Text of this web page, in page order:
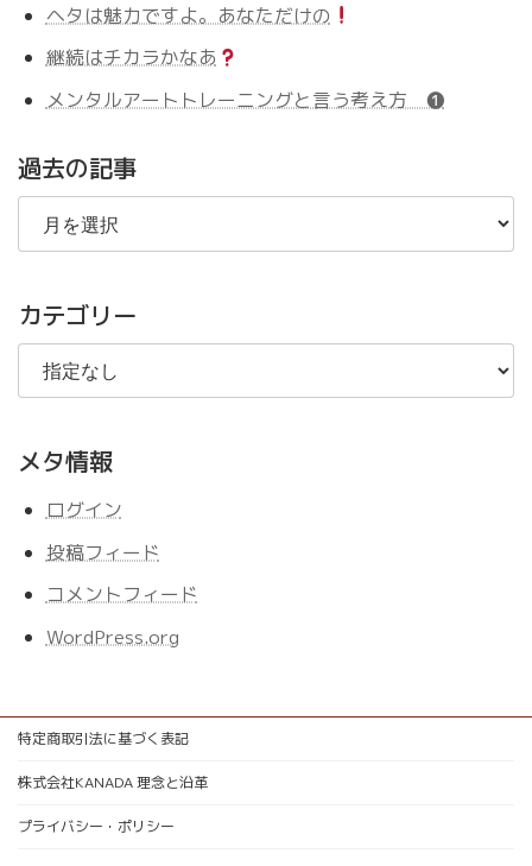
ヘタは魅力ですよ。あなただけの
継続はチカラかなあ
メンタルアートトレーニングと言う考え方 ❶
過去の記事
過
の
事
カテゴリー
メタ情報
ログイン
投稿フィード
コメントフィード
WordPress.org
特定商取引法に基づく表記
株式会社KANADA 理念と沿革
プライバシー・ポリシー